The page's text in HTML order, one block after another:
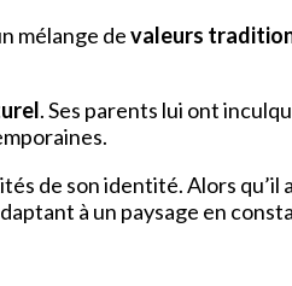
mélange devaleurs
. Ses parents lui ont
de son identité. Alors qu’il
à un paysage en